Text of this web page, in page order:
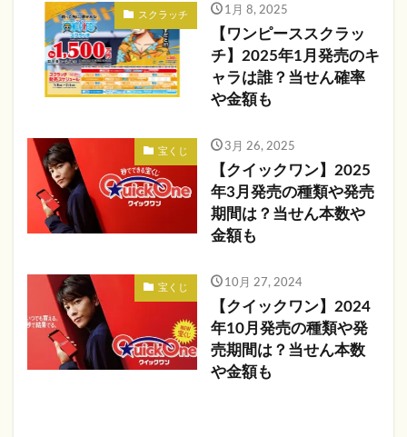
スクラッチ 1月 8, 2025
【ワンピーススクラッ
チ】2025年1月発売のキ
ャラは誰？当せん確率
や金額も
宝くじ 3月 26, 2025
【クイックワン】2025
年3月発売の種類や発売
期間は？当せん本数や
金額も
宝くじ 10月 27, 2024
【クイックワン】2024
年10月発売の種類や発
売期間は？当せん本数
や金額も